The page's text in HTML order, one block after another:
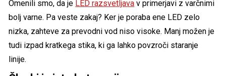
Omenili smo, da je LED razsvetljava v primerjavi z varčnimi
bolj varne. Pa veste zakaj? Ker je poraba ene LED zelo
nizka, zahteve za prevodni vod niso visoke. Manj možen je
tudi izpad kratkega stika, ki ga lahko povzroči staranje
linije.